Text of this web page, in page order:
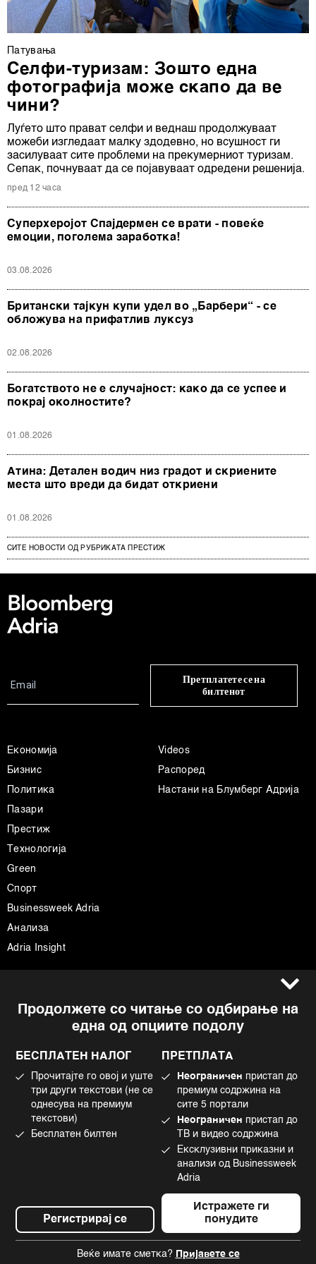
Патувањa
Селфи-туризам: Зошто една
фотографија може скапо да ве
чини?
Луѓето што прават селфи и веднаш продолжуваат
можеби изгледаат малку здодевно, но всушност ги
засилуваат сите проблеми на прекумерниот туризам.
Сепак, почнуваат да се појавуваат одредени решенија.
пред 12 часа
Суперхеројот Спајдермен се врати - повеќе
емоции, поголема заработка!
03.08.2026
Британски тајкун купи удел во „Барбери“ - се
обложува на прифатлив луксуз
02.08.2026
Богатството не е случајност: како да се успее и
покрај околностите?
01.08.2026
Атина: Детален водич низ градот и скриените
места што вреди да бидат откриени
01.08.2026
СИТЕ НОВОСТИ ОД РУБРИКАТА ПРЕСТИЖ
Продолжете со читање со одбирање на
една од опциите подолу
БЕСПЛАТЕН НАЛОГ
Прочитајте го овој и уште
три други текстови (не се
однесува на премиум
текстови)
Бесплатен билтен
Регистрирај се
ПРЕТПЛАТА
Неограничен пристап до
премиум содржина на
сите 5 портали
Неограничен пристап до
ТВ и видео содржина
Ексклузивни приказни и
анализи од Businessweek
Adria
Истражете ги
понудите
Веќе имате сметка? Пријавете се
Претплатете се на
билтенот
Економија
Бизнис
Политика
Пазари
Престиж
Технологија
Green
Спорт
Businessweek Adria
Анализа
Adria Insight
Videos
Распоред
Настани на Блумберг Адрија
Импресум
Политика на приватност
Употреба на вештачка интелигенција
Facebook
Instagram
Tiktok
©2022 - 2026 Bloomberg L.P. All Rights Reserved. BLOOMBERG and the
BLOOMBERG logo are registered trademarks and service marks of
Bloomberg Finance L.P. or its subsidiaries, displayed with permission
Bloomberg Adria is a Mtel Swiss SA Property
News CMS by Cubes